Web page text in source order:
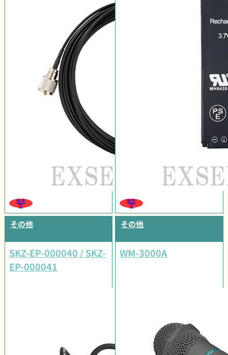
販売
可
販売
可
その他
SKZ-EP-000040 / SKZ-
EP-000041
その他
WM-3000A